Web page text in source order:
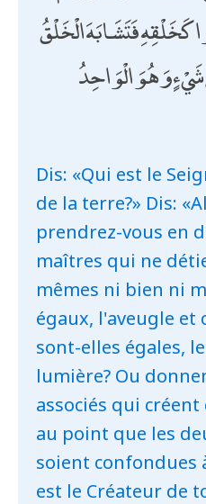
كَخَلْقِهِ فَتَشَابَهَ الْخَلْقُ
شَيْءٍ وَهُوَ الْوَاحِدُ
Dis: «Qui est le
de la terre?» Dis:
prendrez-vous en
maîtres qui ne
mêmes ni bien ni
égaux, l'aveugle et
sont-elles égales,
lumière? Ou
associés qui créent
au point que les
soient confondues
est le Créateur de